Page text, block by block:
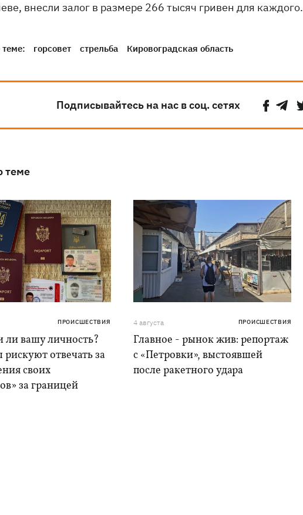
внесли залог в размере 266 тысяч гривен для каждого.
теме: горсовет стрельба Кировоградская область
Подписывайтесь на нас в соц. сетях
теме
ПРОИСШЕСТВИЯ
ли вашу личность?
отвечать за
своих
за границей
4 августа ПРОИСШЕСТВИЯ
Главное - рынок жив: репортаж
с «Петровки», выстоявшей
после ракетного удара